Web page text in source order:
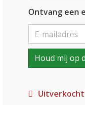
Ontvang een
Houd mij op
Uitverkocht